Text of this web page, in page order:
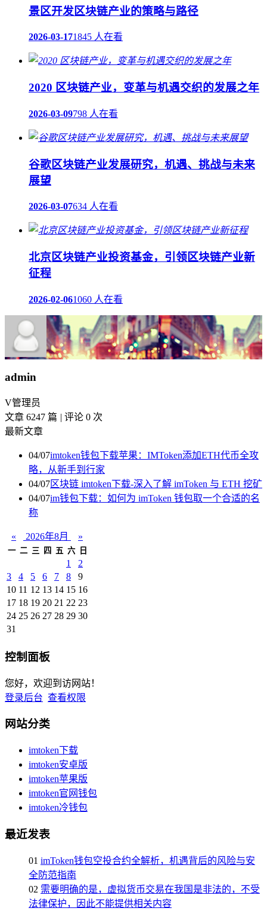
景区开发区块链产业的策略与路径
2026-03-171845 人在看
2020 区块链产业，变革与机遇交织的发展之年
2026-03-09798 人在看
谷歌区块链产业发展研究，机遇、挑战与未来
展望
2026-03-07634 人在看
北京区块链产业投资基金，引领区块链产业新
征程
2026-02-061060 人在看
admin
V管理员
文章 6247 篇 | 评论 0 次
最新文章
04/07imtoken钱包下载苹果：IMToken添加ETH代币全攻
略，从新手到行家
04/07区块链 imtoken下载-深入了解 imToken 与 ETH 挖矿
04/07im钱包下载：如何为 imToken 钱包取一个合适的名
称
« 2026年8月 »
一 二 三 四 五 六 日
1
2
3
4 5 6 7 8
9
10 11 12 13 14 15 16
17 18 19 20 21 22 23
24 25 26 27 28 29 30
31
控制面板
您好，欢迎到访网站！
登录后台 查看权限
网站分类
imtoken下载
imtoken安卓版
imtoken苹果版
imtoken官网钱包
imtoken冷钱包
最近发表
01 imToken钱包空投合约全解析，机遇背后的风险与安
全防范指南
02 需要明确的是，虚拟货币交易在我国是非法的，不受
法律保护，因此不能提供相关内容